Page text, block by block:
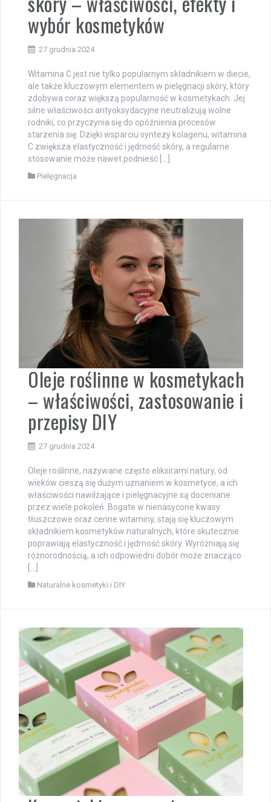
wybór kosmetyków
27 grudnia 2024
Witamina C jest nie tylko popularnym składnikiem w diecie,
ale także kluczowym elementem w pielęgnacji skóry, który
zdobywa coraz większą popularność w kosmetykach. Jej
silne właściwości antyoksydacyjne neutralizują wolne
rodniki, co przyczynia się do opóźnienia procesów
starzenia się. Dzięki wsparciu syntezy kolagenu, witamina
C zwiększa elastyczność i jędrność skóry, a regularne
stosowanie może nawet podnieść […]
Pielęgnacja
Oleje roślinne w kosmetykach
– właściwości, zastosowanie i
przepisy DIY
27 grudnia 2024
Oleje roślinne, nazywane często eliksirami natury, od
wieków cieszą się dużym uznaniem w kosmetyce, a ich
właściwości nawilżające i pielęgnacyjne są doceniane
przez wiele pokoleń. Bogate w nienasycone kwasy
tłuszczowe oraz cenne witaminy, stają się kluczowym
składnikiem kosmetyków naturalnych, które skutecznie
poprawiają elastyczność i jędrność skóry. Wyróżniają się
różnorodnością, a ich odpowiedni dobór może znacząco
[…]
Naturalne kosmetyki i DIY